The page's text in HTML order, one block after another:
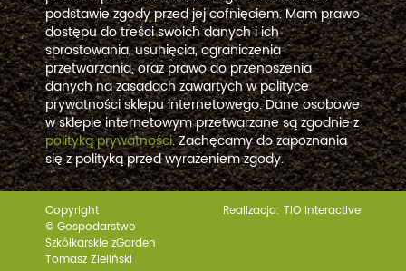
podstawie zgody przed jej cofnięciem. Mam prawo
dostępu do treści swoich danych i ich
sprostowania, usunięcia, ograniczenia
przetwarzania, oraz prawo do przenoszenia
danych na zasadach zawartych w polityce
prywatności sklepu internetowego. Dane osobowe
w sklepie internetowym przetwarzane są zgodnie z
polityką prywatności. Zachęcamy do zapoznania
się z polityką przed wyrażeniem zgody.
Copyright
© Gospodarstwo
Szkółkarskie zGarden
Tomasz Zieliński
Realizacja: TiO interactive